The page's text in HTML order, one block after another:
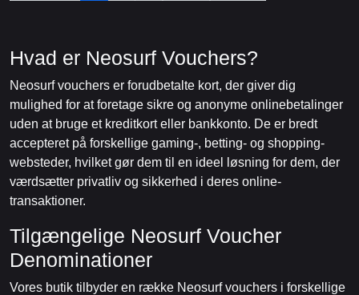
Hvad er Neosurf Vouchers?
Neosurf vouchers er forudbetalte kort, der giver dig
mulighed for at foretage sikre og anonyme onlinebetalinger
uden at bruge et kreditkort eller bankkonto. De er bredt
accepteret på forskellige gaming-, betting- og shopping-
websteder, hvilket gør dem til en ideel løsning for dem, der
værdsætter privatliv og sikkerhed i deres online-
transaktioner.
Tilgængelige Neosurf Voucher
Denominationer
Vores butik tilbyder en række Neosurf vouchers i forskellige